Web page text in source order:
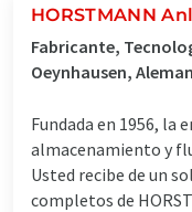
HORSTMANN
Fabricante,
Oeynhausen,
Fundada en 1956, la
almacenamiento y
Usted recibe de un
completos de